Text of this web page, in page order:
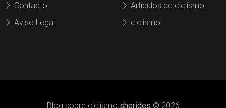
Contacto
Aviso Legal
Artículos de ciclismo
ciclismo
Blog sobre ciclismo sherides © 2026